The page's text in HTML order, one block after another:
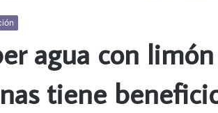
agua con
tiene